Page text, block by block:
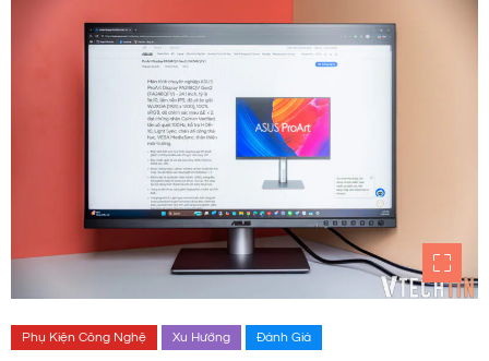
Phụ Kiện Công Nghệ Xu Hướng Đánh Giá